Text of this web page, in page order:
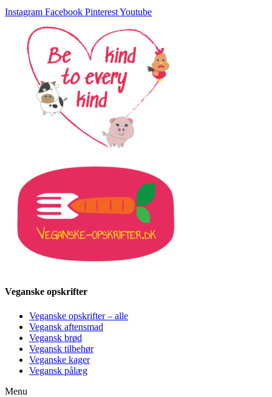
Instagram Facebook PinterestYoutube
Veganske opskrifter
Veganske opskrifter – alle
Vegansk aftensmad
Vegansk brød
Vegansk tilbehør
Veganske kager
Vegansk pålæg
Menu